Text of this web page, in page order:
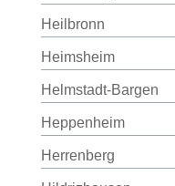
Heilbronn
Heimsheim
Helmstadt-Bargen
Heppenheim
Herrenberg